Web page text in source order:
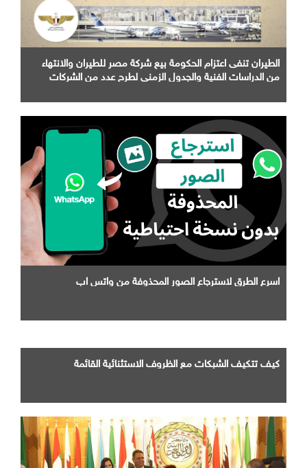
الطيران تنفى اعتزام الحكومة بيع شركة مصر للطيران والانتهاء
من الدراسات الفنية والجدول الزمني لطرح عدد من الشركات
اسرع الطرق لاسترجاع الصور المحذوفة من واتس اب
كيف تتكيف الشبكات مع الظروف الاستثنائية القائمة